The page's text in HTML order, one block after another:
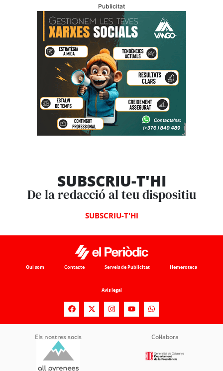
Publicitat
SUBSCRIU-T'HI
De la redacció al teu dispositiu
SUBSCRIU-T'HI
Qui som Contacte Serveis de Publicitat Hemeroteca
Avís legal
Els nostres socis Col·labora